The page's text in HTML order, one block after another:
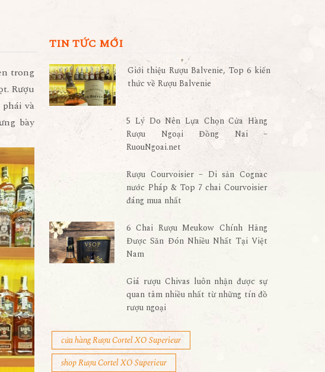
trong
Rượu
và
bày
TIN TỨC MỚI
Giới thiệu Rượu Balvenie, Top 6 kiến
thức về Rượu Balvenie
5 Lý Do Nên Lựa Chọn Cửa Hàng
Rượu Ngoại Đồng Nai –
RuouNgoai.net
Rượu Courvoisier – Di sản Cognac
nước Pháp & Top 7 chai Courvoisier
đáng mua nhất
6 Chai Rượu Meukow Chính Hãng
Được Săn Đón Nhiều Nhất Tại Việt
Nam
Giá rượu Chivas luôn nhận được sự
quan tâm nhiều nhất từ những tín đồ
rượu ngoại
cửa hàng Rượu Cortel XO Superieur
shop Rượu Cortel XO Superieur